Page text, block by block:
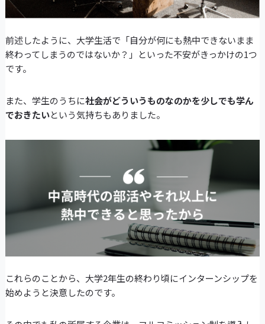
前述したように、大学生活で「自分が何にも熱中できないまま
終わってしまうのではないか？」といった不安がきっかけの1つ
です。
また、学生のうちに社会がどういうものなのかを少しでも学ん
でおきたいという気持ちもありました。
これらのことから、大学2年生の終わり頃にインターンシップを
始めようと決意したのです。